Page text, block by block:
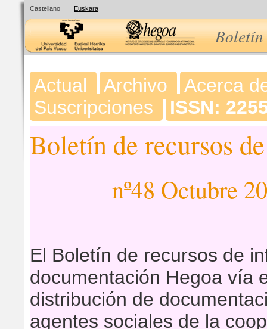
Castellano Euskara
Boletín
Actual Archivo
Acerca
Suscripciones
ISSN:
Boletín de recursos
nº48 Octubre
El Boletín de recursos de
documentación Hegoa vía
distribución de
agentes sociales de la